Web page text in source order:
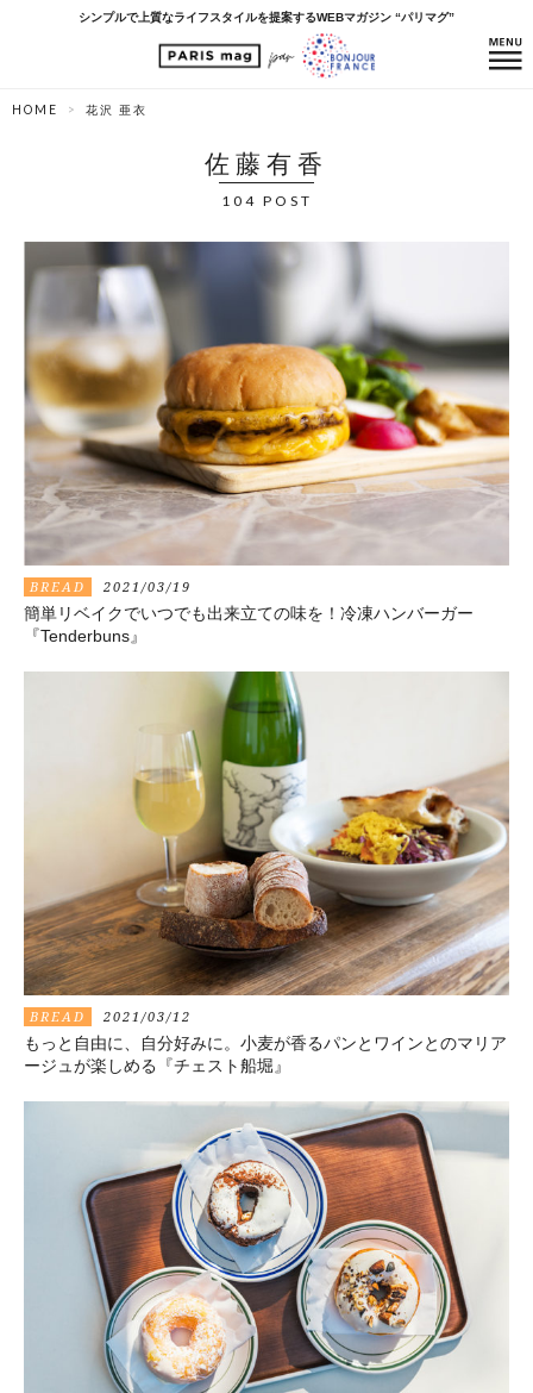
シンプルで上質なライフスタイルを提案するWEBマガジン “パリマグ”
HOME 花沢 亜衣
佐藤有香
104 POST
BREAD 2021/03/19
簡単リベイクでいつでも出来立ての味を！冷凍ハンバーガー
『Tenderbuns』
BREAD 2021/03/12
もっと自由に、自分好みに。小麦が香るパンとワインとのマリア
ージュが楽しめる『チェスト船堀』